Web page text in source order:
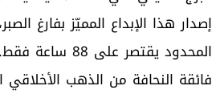
إصدار هذا الإبداع المميّز بفارغ
المحدود يقتصر